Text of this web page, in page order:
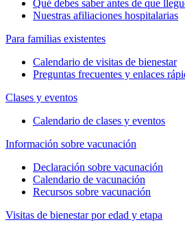
Qué debes saber antes de que
Nuestras afiliaciones hospitalarias
Para familias existentes
Calendario de visitas de bienestar
Preguntas frecuentes y enlaces
Clases y eventos
Calendario de clases y eventos
Información sobre vacunación
Declaración sobre vacunación
Calendario de vacunación
Recursos sobre vacunación
Visitas de bienestar por edad y etapa